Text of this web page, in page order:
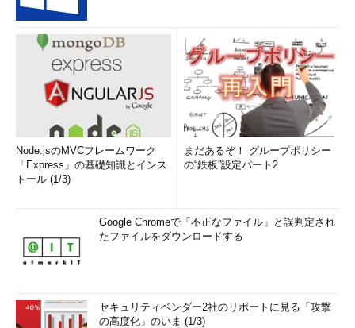
Massa POP Izumida
日本では数少ないx86プロセッサのアーキテクト。某米国半導
体メーカーで8bitと16bitの、日本のベンチャー企業でx86互換
プロセッサの設計に従事する。その後、出版社の半導体事業部
を経て、現在は某半導体メーカーでRISCプロセッサを中心とし
た開発を行っている。
「頭脳放談
Node.jsのMVCフレームワーク
「Express」の基礎知識とインス
トール (1/3)
まだあるぞ！ グループポリシー
の“鉄板”設定パート2
Google Chromeで「不正なファイル」と誤判定され
たファイルをダウンロードする
セキュリティベンダー2社のリポートに見る「攻撃
の高度化」のいま (1/3)